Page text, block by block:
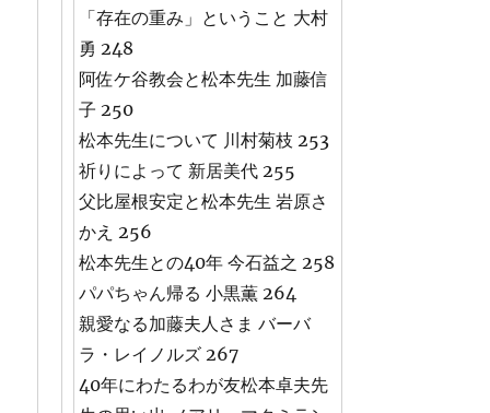
「存在の重み」ということ 大村
勇 248
阿佐ケ谷教会と松本先生 加藤信
子 250
松本先生について 川村菊枝 253
祈りによって 新居美代 255
父比屋根安定と松本先生 岩原さ
かえ 256
松本先生との40年 今石益之 258
パパちゃん帰る 小黒薫 264
親愛なる加藤夫人さま バーバ
ラ・レイノルズ 267
40年にわたるわが友松本卓夫先